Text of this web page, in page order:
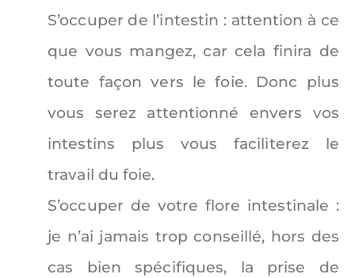
S’occuper de l’intestin : attention à ce
que vous mangez, car cela finira de
toute façon vers le foie. Donc plus
vous serez attentionné envers vos
intestins plus vous faciliterez le
travail du foie.
S’occuper de votre flore intestinale :
je n’ai jamais trop conseillé, hors des
cas bien spécifiques, la prise de